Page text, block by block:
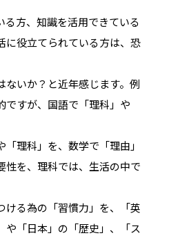
る方、知識を活用できている
に役立てられている方は、恐
ないか？と近年感じます。例
ですが、国語で「理科」や
理科」を、数学で「理由」
性を、理科では、生活の中で
ける為の「習慣力」を、「英
や「日本」の「歴史」、「ス